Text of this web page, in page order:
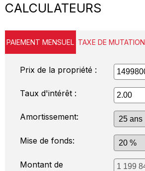
CALCULATEURS
PAIEMENT MENSUEL TAXE DE MUTATION
Prix de la propriété :
Taux d'intérêt :
Amortissement:
Mise de fonds:
Montant de